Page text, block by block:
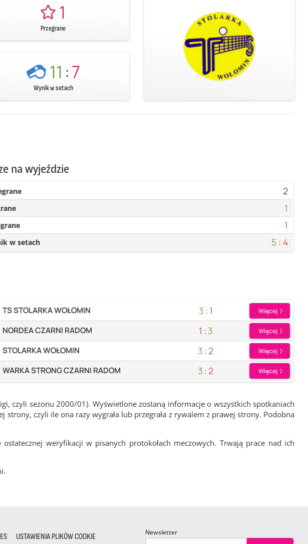
1
Przegrane
11 :7
Wynik w setach
na wyjeździe
2
1
1
w setach 5 : 4
TS STOLARKA WOŁOMIN 3 : 1 Więcej
NORDEA CZARNI RADOM 1 : 3 Więcej
STOLARKA WOŁOMIN 3 : 2 Więcej
WARKA STRONG CZARNI RADOM 3 : 2 Więcej
czyli sezonu 2000/01). Wyświetlone zostaną informacje o wszystkich spotkaniach
czyli ile ona razy wygrała lub przegrała z rywalem z prawej strony. Podobna
weryfikacji w pisanych protokołach meczowych. Trwają prace nad ich
USTAWIENIA PLIKÓW COOKIE Newsletter